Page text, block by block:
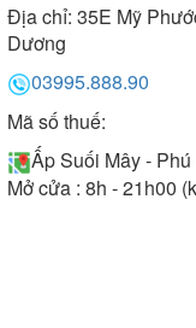
Địa chỉ: 35E Mỹ
Dương
03995.888.90
Mã số thuế:
Ấp Suối Mây -
Mở cửa : 8h - 21h00